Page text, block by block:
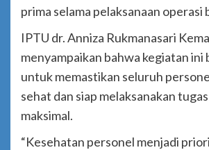
prima selama pelaksanaan operasi
IPTU dr. Anniza Rukmanasari
menyampaikan bahwa kegiatan ini
untuk memastikan seluruh
sehat dan siap melaksanakan
maksimal.
“Kesehatan personel menjadi